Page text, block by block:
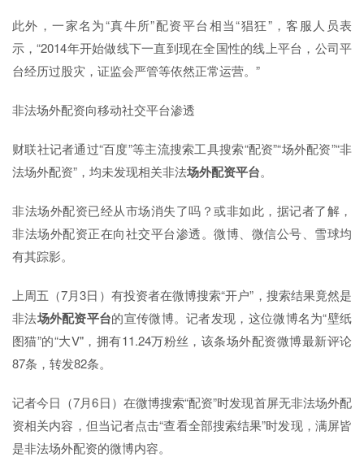
此外，一家名为“真牛所”配资平台相当“猖狂”，客服人员表
示，“2014年开始做线下一直到现在全国性的线上平台，公司平
台经历过股灾，证监会严管等依然正常运营。”
非法场外配资向移动社交平台渗透
财联社记者通过“百度”等主流搜索工具搜索“配资”“场外配资”“非
法场外配资”，均未发现相关非法场外配资平台。
非法场外配资已经从市场消失了吗？或非如此，据记者了解，
非法场外配资正在向社交平台渗透。微博、微信公号、雪球均
有其踪影。
上周五（7月3日）有投资者在微博搜索“开户”，搜索结果竟然是
非法场外配资平台的宣传微博。记者发现，这位微博名为“壁纸
图猫”的“大V"，拥有11.24万粉丝，该条场外配资微博最新评论
87条，转发82条。
记者今日（7月6日）在微博搜索“配资”时发现首屏无非法场外配
资相关内容，但当记者点击“查看全部搜索结果”时发现，满屏皆
是非法场外配资的微博内容。